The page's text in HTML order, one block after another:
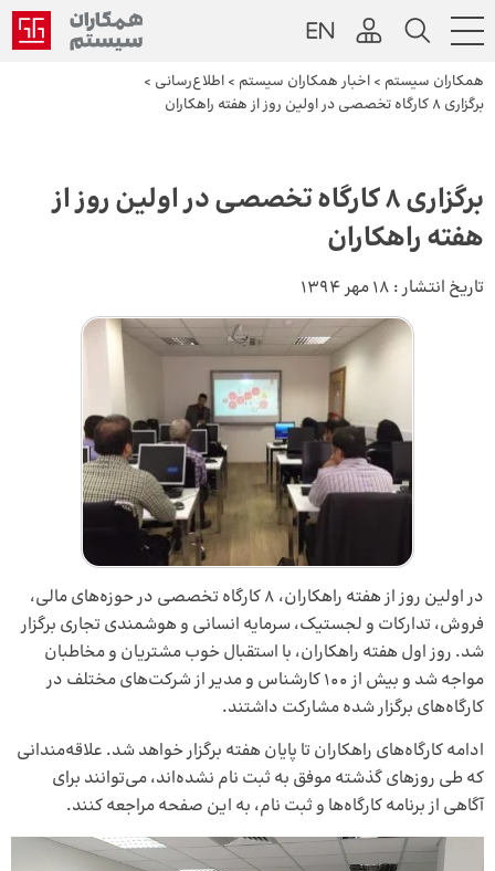
همکاران سیستم > اخبار همکاران سیستم > اطلاع‌رسانی >
برگزاری ۸ کارگاه تخصصی در اولین روز از هفته راهکاران
برگزاری ۸ کارگاه تخصصی در اولین روز از
هفته راهکاران
تاریخ انتشار : 18 مهر 1394
در اولین روز از هفته راهکاران، ۸ کارگاه تخصصی در حوزه‌های مالی،
فروش، تدارکات و لجستیک، سرمایه انسانی و هوشمندی تجاری برگزار
شد. روز اول هفته راهکاران، با استقبال خوب مشتریان و مخاطبان
مواجه شد و بیش از ۱۰۰ کارشناس و مدیر از شرکت‌های مختلف در
کارگاه‌های برگزار شده مشارکت داشتند.
ادامه کارگاه‌های راهکاران تا پایان هفته برگزار خواهد شد. علاقه‌مندانی
که طی روزهای گذشته موفق به ثبت نام نشده‌اند، می‌توانند برای
آگاهی از برنامه کارگاه‌ها و ثبت نام، به این صفحه مراجعه کنند.